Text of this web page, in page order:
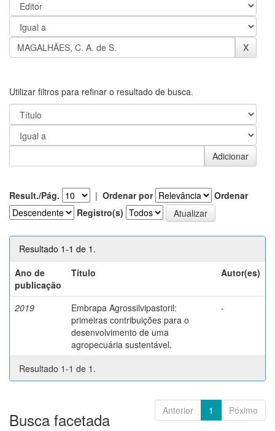
Utilizar filtros para refinar o resultado de busca.
Result./Pág. | Ordenar por
Ordenar
Registro(s)
Resultado 1-1 de 1.
Ano de
publicação
Título Autor(es)
2019
Embrapa Agrossilvipastoril:
primeiras contribuições para o
desenvolvimento de uma
agropecuária sustentável.
-
Resultado 1-1 de 1.
Anterior 1 Póximo
Busca facetada